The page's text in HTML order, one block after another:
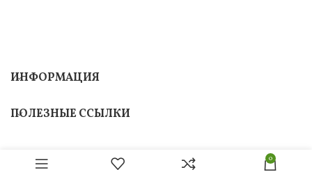
ИНФОРМАЦИЯ
ПОЛЕЗНЫЕ ССЫЛКИ
0